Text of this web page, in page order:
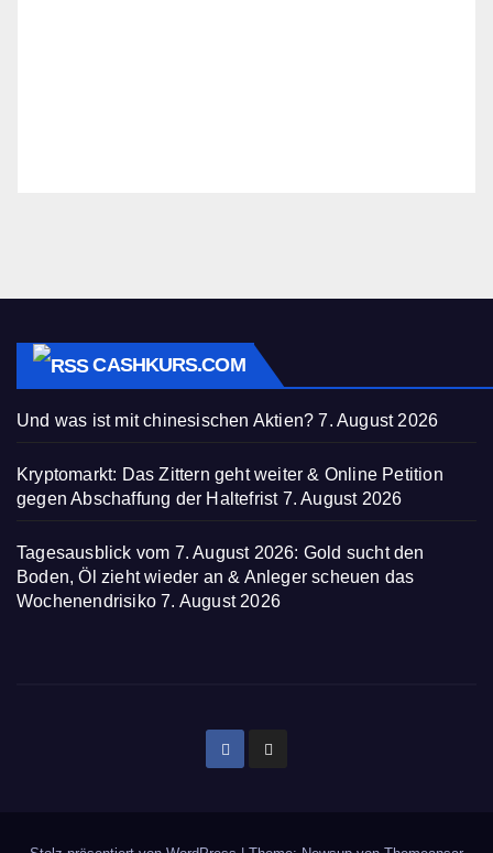
CASHKURS.COM
Und was ist mit chinesischen Aktien? 7. August 2026
Kryptomarkt: Das Zittern geht weiter & Online Petition
gegen Abschaffung der Haltefrist 7. August 2026
Tagesausblick vom 7. August 2026: Gold sucht den
Boden, Öl zieht wieder an & Anleger scheuen das
Wochenendrisiko 7. August 2026